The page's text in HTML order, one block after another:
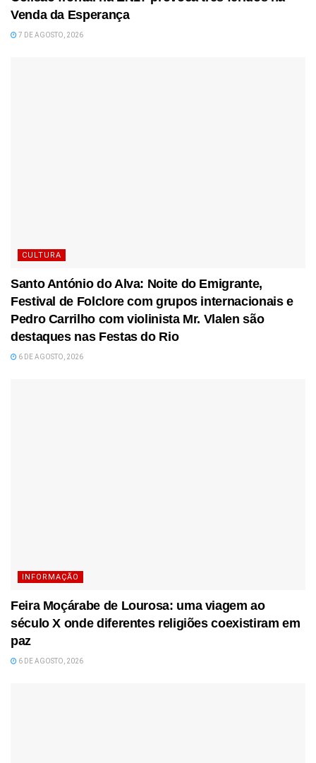
Venda da Esperança
7 DE AGOSTO, 2026
CULTURA
Santo António do Alva: Noite do Emigrante,
Festival de Folclore com grupos internacionais e
Pedro Carrilho com violinista Mr. Vlalen são
destaques nas Festas do Rio
6 DE AGOSTO, 2026
INFORMAÇÃO
Feira Moçárabe de Lourosa: uma viagem ao
século X onde diferentes religiões coexistiram em
paz
6 DE AGOSTO, 2026